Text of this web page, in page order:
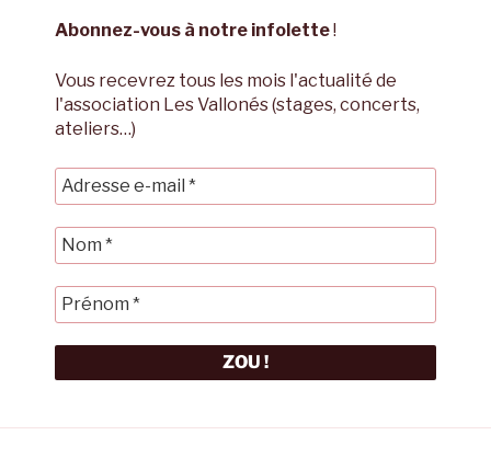
Abonnez-vous à notre infolette!
Vous recevrez tous les mois l'actualité de
l'association Les Vallonés (stages, concerts,
ateliers…)